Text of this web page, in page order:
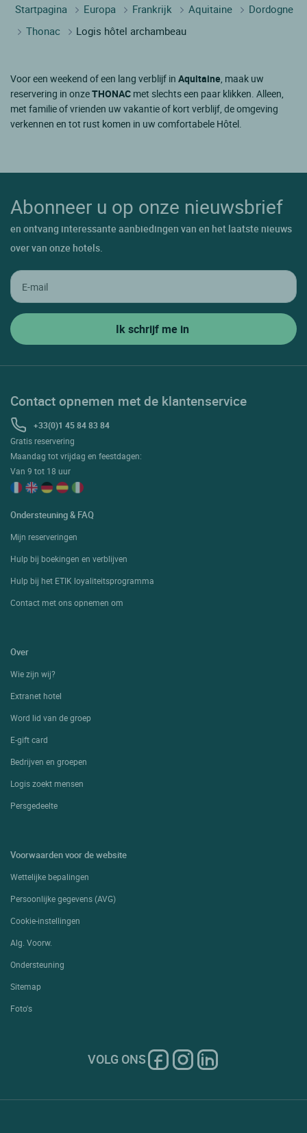
Startpagina Europa Frankrijk Aquitaine
Dordogne
Thonac
Logis hôtel archambeau
Voor een weekend of een lang verblijf in Aquitaine, maak uw
reservering in onzeTHONAC met slechts een paar klikken. Alleen,
met familie of vrienden uw vakantie of kort verblijf, de omgeving
verkennen en tot rust komen in uw comfortabele Hôtel.
Abonneer u op onze nieuwsbrief
en ontvang interessante aanbiedingen van en het laatste nieuws
over van onze hotels.
Contact opnemen met de klantenservice
+33(0)1 45 84 83 84
Gratis reservering
Maandag tot vrijdag en feestdagen:
Van 9 tot 18 uur
Ondersteuning & FAQ
Mijn reserveringen
Hulp bij boekingen en verblijven
Hulp bij het ETIK loyaliteitsprogramma
Contact met ons opnemen om
Over
Wie zijn wij?
Extranet hotel
Word lid van de groep
E-gift card
Bedrijven en groepen
Logis zoekt mensen
Persgedeelte
Voorwaarden voor de website
Wettelijke bepalingen
Persoonlijke gegevens (AVG)
Cookie-instellingen
Alg. Voorw.
Ondersteuning
Sitemap
Foto's
VOLG ONS